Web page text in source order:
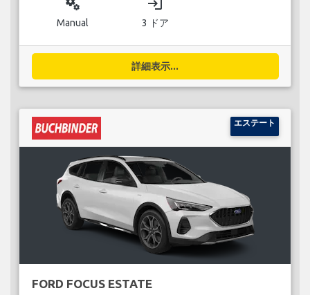
miscellaneous_services
Manual
login
3 ドア
詳細表示...
エステート
FORD FOCUS ESTATE